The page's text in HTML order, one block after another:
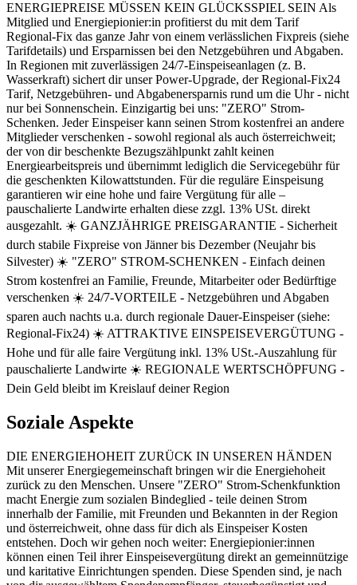
ENERGIEPREISE MÜSSEN KEIN GLÜCKSSPIEL SEIN Als
Mitglied und Energiepionier:in profitierst du mit dem Tarif
Regional-Fix das ganze Jahr von einem verlässlichen Fixpreis (siehe
Tarifdetails) und Ersparnissen bei den Netzgebühren und Abgaben.
In Regionen mit zuverlässigen 24/7-Einspeiseanlagen (z. B.
Wasserkraft) sichert dir unser Power-Upgrade, der Regional-Fix24
Tarif, Netzgebühren- und Abgabenersparnis rund um die Uhr - nicht
nur bei Sonnenschein. Einzigartig bei uns: "ZERO" Strom-
Schenken. Jeder Einspeiser kann seinen Strom kostenfrei an andere
Mitglieder verschenken - sowohl regional als auch österreichweit;
der von dir beschenkte Bezugszählpunkt zahlt keinen
Energiearbeitspreis und übernimmt lediglich die Servicegebühr für
die geschenkten Kilowattstunden. Für die reguläre Einspeisung
garantieren wir eine hohe und faire Vergütung für alle –
pauschalierte Landwirte erhalten diese zzgl. 13% USt. direkt
ausgezahlt. ☀️ GANZJÄHRIGE PREISGARANTIE - Sicherheit
durch stabile Fixpreise von Jänner bis Dezember (Neujahr bis
Silvester) ☀️ "ZERO" STROM-SCHENKEN - Einfach deinen
Strom kostenfrei an Familie, Freunde, Mitarbeiter oder Bedürftige
verschenken ☀️ 24/7-VORTEILE - Netzgebühren und Abgaben
sparen auch nachts u.a. durch regionale Dauer-Einspeiser (siehe:
Regional-Fix24) ☀️ ATTRAKTIVE EINSPEISEVERGÜTUNG -
Hohe und für alle faire Vergütung inkl. 13% USt.-Auszahlung für
pauschalierte Landwirte ☀️ REGIONALE WERTSCHÖPFUNG -
Dein Geld bleibt im Kreislauf deiner Region
Soziale Aspekte
DIE ENERGIEHOHEIT ZURÜCK IN UNSEREN HÄNDEN
Mit unserer Energiegemeinschaft bringen wir die Energiehoheit
zurück zu den Menschen. Unsere "ZERO" Strom-Schenkfunktion
macht Energie zum sozialen Bindeglied - teile deinen Strom
innerhalb der Familie, mit Freunden und Bekannten in der Region
und österreichweit, ohne dass für dich als Einspeiser Kosten
entstehen. Doch wir gehen noch weiter: Energiepionier:innen
können einen Teil ihrer Einspeisevergütung direkt an gemeinnützige
und karitative Einrichtungen spenden. Diese Spenden sind, je nach